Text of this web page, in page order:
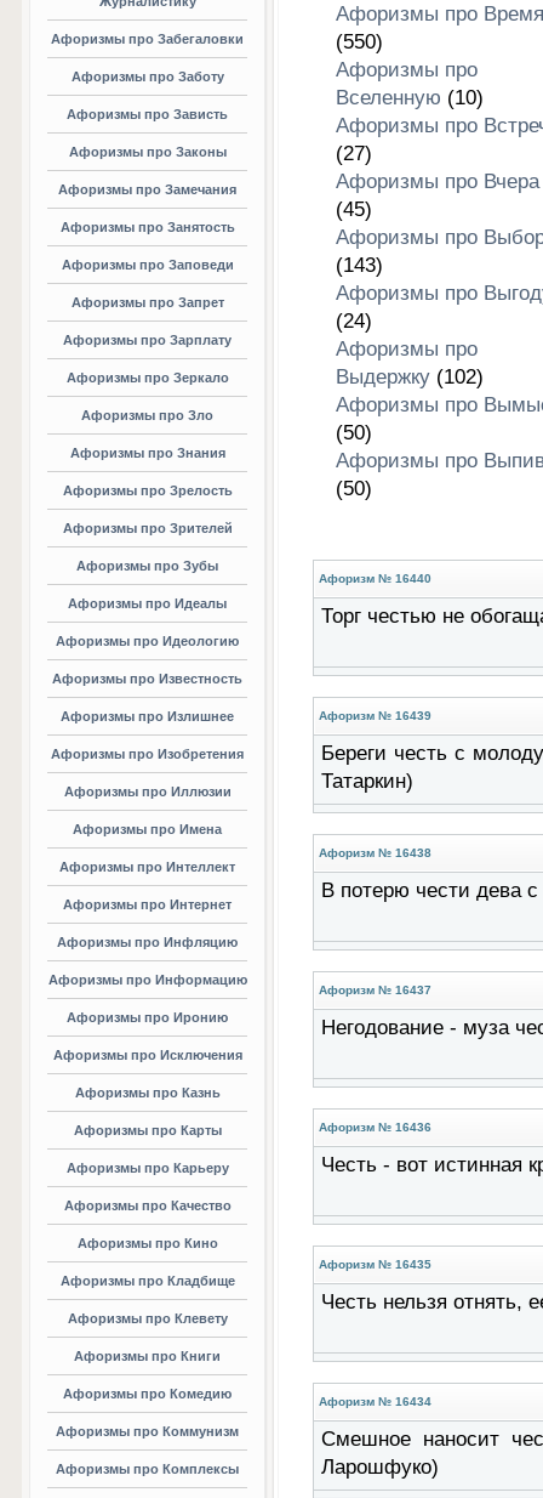
Афоризмы про Забегаловки
Афоризмы про Заботу
Афоризмы про Зависть
Афоризмы про Законы
Афоризмы про Замечания
Афоризмы про Занятость
Афоризмы про Заповеди
Афоризмы про Запрет
Афоризмы про Зарплату
Афоризмы про Зеркало
Афоризмы про Зло
Афоризмы про Знания
Афоризмы про Зрелость
Афоризмы про Зрителей
Афоризмы про Зубы
Афоризмы про Идеалы
Афоризмы про Идеологию
Афоризмы про Известность
Афоризмы про Излишнее
Афоризмы про Изобретения
Афоризмы про Иллюзии
Афоризмы про Имена
Афоризмы про Интеллект
Афоризмы про Интернет
Афоризмы про Инфляцию
Афоризмы про Информацию
Афоризмы про Иронию
Афоризмы про Исключения
Афоризмы про Казнь
Афоризмы про Карты
Афоризмы про Карьеру
Афоризмы про Качество
Афоризмы про Кино
Афоризмы про Кладбище
Афоризмы про Клевету
Афоризмы про Книги
Афоризмы про Комедию
Афоризмы про Коммунизм
Афоризмы про Комплексы
Афоризмы про Время
(550)
Афоризмы про
Вселенную (10)
Афоризмы про
(27)
Афоризмы про Вчера
(45)
Афоризмы про
(143)
Афоризмы про
(24)
Афоризмы про
Выдержку(102)
Афоризмы про
(50)
Афоризмы про
(50)
Афоризм № 16440
Торг честью не
Афоризм № 16439
Береги честь с
Татаркин)
Афоризм № 16438
В потерю чести дева с
Афоризм № 16437
Негодование - муза
Афоризм № 16436
Честь - вот истинная
Афоризм № 16435
Честь нельзя отнять,
Афоризм № 16434
Смешное наносит
Ларошфуко)